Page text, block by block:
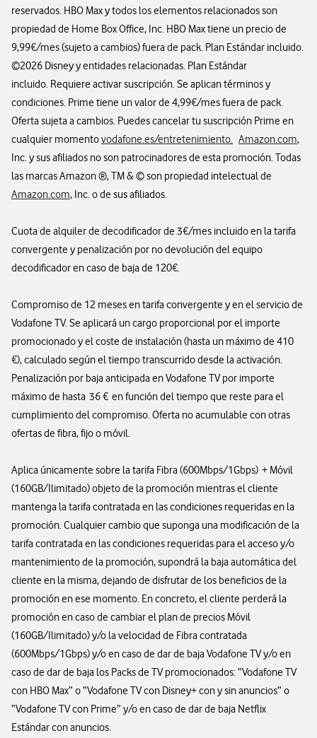
reservados. HBO Max y todos los elementos relacionados son
propiedad de Home Box Office, Inc. HBO Max tiene un precio de
9,99€/mes (sujeto a cambios) fuera de pack. Plan Estándar incluido.
©2026 Disney y entidades relacionadas. Plan Estándar
incluido. Requiere activar suscripción. Se aplican términos y
condiciones. Prime tiene un valor de 4,99€/mes fuera de pack.
Oferta sujeta a cambios. Puedes cancelar tu suscripción Prime en
cualquier momentovodafone.es/entretenimiento. Amazon.com,
Inc. y sus afiliados no son patrocinadores de esta promoción. Todas
las marcas Amazon ®, TM & © son propiedad intelectual de
Amazon.com, Inc. o de sus afiliados.
Cuota de alquiler de decodificador de 3€/mes incluido en la tarifa
convergente y penalización por no devolución del equipo
decodificador en caso de baja de 120€.
Compromiso de 12 meses en tarifa convergente y en el servicio de
Vodafone TV. Se aplicará un cargo proporcional por el importe
promocionado y el coste de instalación (hasta un máximo de 410
€), calculado según el tiempo transcurrido desde la activación.
Penalización por baja anticipada en Vodafone TV por importe
máximo de hasta 36 € en función del tiempo que reste para el
cumplimiento del compromiso. Oferta no acumulable con otras
ofertas de fibra, fijo o móvil.
Aplica únicamente sobre la tarifa Fibra (600Mbps/1Gbps) + Móvil
(160GB/Ilimitado) objeto de la promoción mientras el cliente
mantenga la tarifa contratada en las condiciones requeridas en la
promoción. Cualquier cambio que suponga una modificación de la
tarifa contratada en las condiciones requeridas para el acceso y/o
mantenimiento de la promoción, supondrá la baja automática del
cliente en la misma, dejando de disfrutar de los beneficios de la
promoción en ese momento. En concreto, el cliente perderá la
promoción en caso de cambiar el plan de precios Móvil
(160GB/Ilimitado) y/o la velocidad de Fibra contratada
(600Mbps/1Gbps) y/o en caso de dar de baja Vodafone TV y/o en
caso de dar de baja los Packs de TV promocionados: “Vodafone TV
con HBO Max” o “Vodafone TV con Disney+ con y sin anuncios” o
“Vodafone TV con Prime” y/o en caso de dar de baja Netflix
Estándar con anuncios.